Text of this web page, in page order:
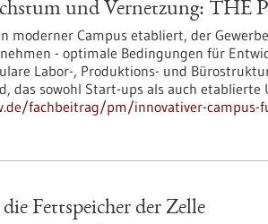
und Vernetzung: THE
moderner Campus etabliert, der
- optimale Bedingungen für
Labor-, Produktions- und
das sowohl Start-ups als auch
fachbeitrag/pm/innovativer-campus-
Fettspeicher der Zelle